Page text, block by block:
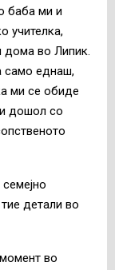
баба ми и
учителка,
дома во Липик.
само еднаш,
ми се обиде
дошол со
детали во
во